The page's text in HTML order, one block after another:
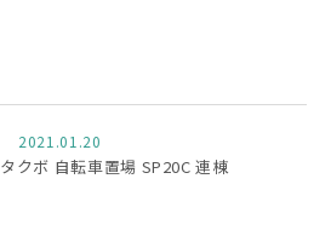
2021.01.20
タクボ 自転車置場 SP20C 連棟